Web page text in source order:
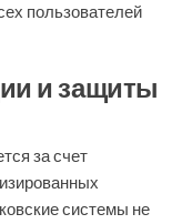
пользователей
и защиты
за счет
системы не